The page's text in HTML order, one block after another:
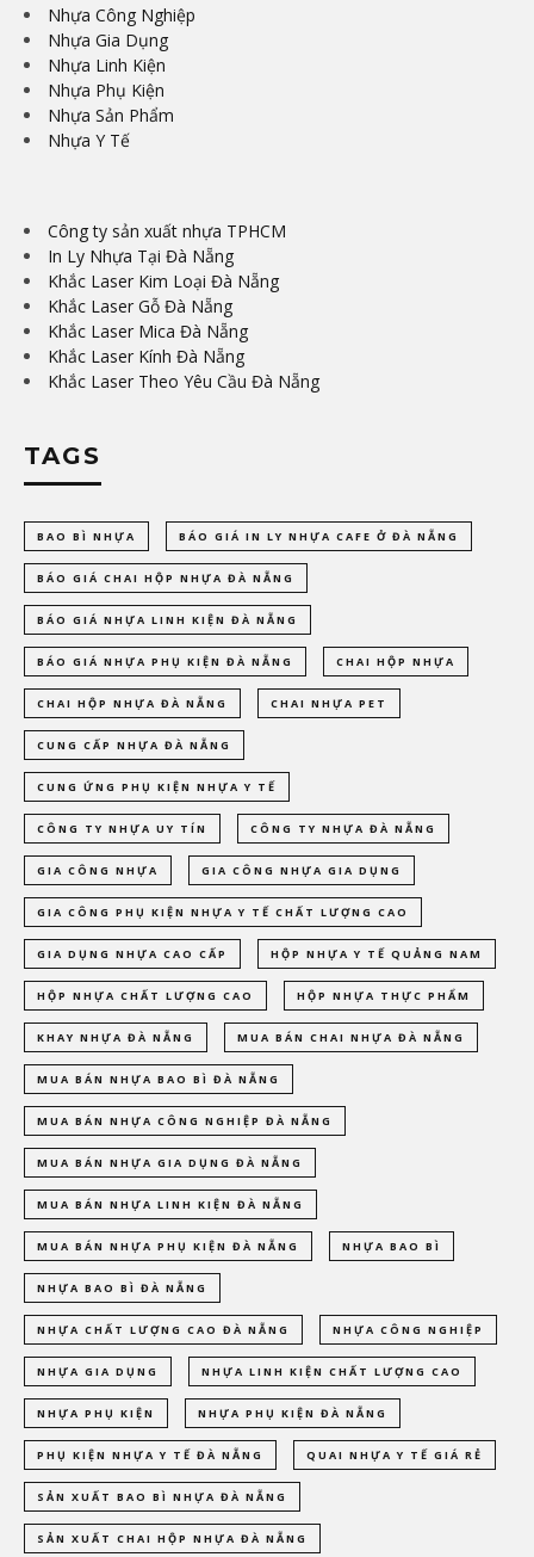
Nhựa Công Nghiệp
Nhựa Gia Dụng
Nhựa Linh Kiện
Nhựa Phụ Kiện
Nhựa Sản Phẩm
Nhựa Y Tế
Công ty sản xuất nhựa TPHCM
In Ly Nhựa Tại Đà Nẵng
Khắc Laser Kim Loại Đà Nẵng
Khắc Laser Gỗ Đà Nẵng
Khắc Laser Mica Đà Nẵng
Khắc Laser Kính Đà Nẵng
Khắc Laser Theo Yêu Cầu Đà Nẵng
TAGS
BAO BÌ NHỰA BÁO GIÁ IN LY NHỰA CAFE Ở ĐÀ NẴNG
BÁO GIÁ CHAI HỘP NHỰA ĐÀ NẴNG
BÁO GIÁ NHỰA LINH KIỆN ĐÀ NẴNG
BÁO GIÁ NHỰA PHỤ KIỆN ĐÀ NẴNG CHAI HỘP NHỰA
CHAI HỘP NHỰA ĐÀ NẴNG CHAI NHỰA PET
CUNG CẤP NHỰA ĐÀ NẴNG
CUNG ỨNG PHỤ KIỆN NHỰA Y TẾ
CÔNG TY NHỰA UY TÍN CÔNG TY NHỰA ĐÀ NẴNG
GIA CÔNG NHỰA GIA CÔNG NHỰA GIA DỤNG
GIA CÔNG PHỤ KIỆN NHỰA Y TẾ CHẤT LƯỢNG CAO
GIA DỤNG NHỰA CAO CẤP HỘP NHỰA Y TẾ QUẢNG NAM
HỘP NHỰA CHẤT LƯỢNG CAO HỘP NHỰA THỰC PHẨM
KHAY NHỰA ĐÀ NẴNG MUA BÁN CHAI NHỰA ĐÀ NẴNG
MUA BÁN NHỰA BAO BÌ ĐÀ NẴNG
MUA BÁN NHỰA CÔNG NGHIỆP ĐÀ NẴNG
MUA BÁN NHỰA GIA DỤNG ĐÀ NẴNG
MUA BÁN NHỰA LINH KIỆN ĐÀ NẴNG
MUA BÁN NHỰA PHỤ KIỆN ĐÀ NẴNG NHỰA BAO BÌ
NHỰA BAO BÌ ĐÀ NẴNG
NHỰA CHẤT LƯỢNG CAO ĐÀ NẴNG NHỰA CÔNG NGHIỆP
NHỰA GIA DỤNG NHỰA LINH KIỆN CHẤT LƯỢNG CAO
NHỰA PHỤ KIỆN NHỰA PHỤ KIỆN ĐÀ NẴNG
PHỤ KIỆN NHỰA Y TẾ ĐÀ NẴNG QUAI NHỰA Y TẾ GIÁ RẺ
SẢN XUẤT BAO BÌ NHỰA ĐÀ NẴNG
SẢN XUẤT CHAI HỘP NHỰA ĐÀ NẴNG